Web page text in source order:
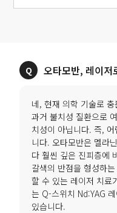
오타모반, 레이저
네, 현재 의학 기술로
과거 불치성 질환으로
치성이 아닙니다. 즉,
니다. 오타모반은 멜라
다 훨씬 깊은 진피층에
갈색의 반점을 형성하
할 수 있는 레이저 치료
는 Q-스위치 Nd:YAG
있습니다.